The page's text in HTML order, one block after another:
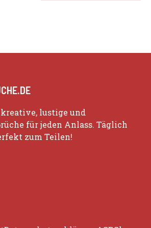
lustige und
für jeden Anlass. Täglich
zum Teilen!